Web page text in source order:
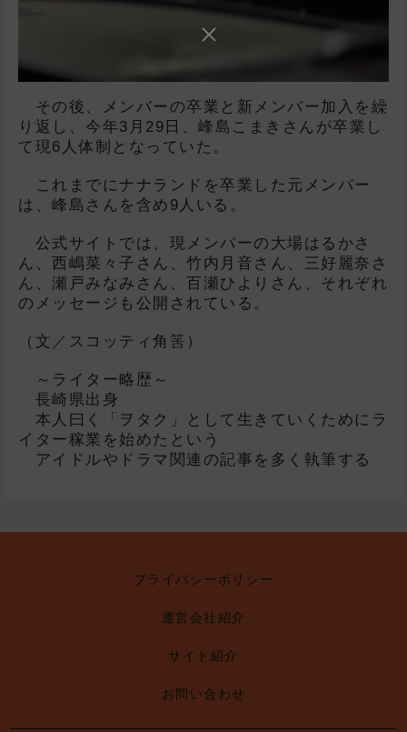
その後、メンバーの卒業と新メンバー加入を繰
り返し、今年3月29日、峰島こまきさんが卒業し
て現6人体制となっていた。
これまでにナナランドを卒業した元メンバー
は、峰島さんを含め9人いる。
公式サイトでは、現メンバーの大場はるかさ
ん、西嶋菜々子さん、竹内月音さん、三好麗奈さ
ん、瀬戸みなみさん、百瀬ひよりさん、それぞれ
のメッセージも公開されている。
（文／スコッティ角筈）
～ライター略歴～
長崎県出身
本人曰く「ヲタク」として生きていくためにラ
イター稼業を始めたという
アイドルやドラマ関連の記事を多く執筆する
プライバシーポリシー
運営会社紹介
サイト紹介
お問い合わせ